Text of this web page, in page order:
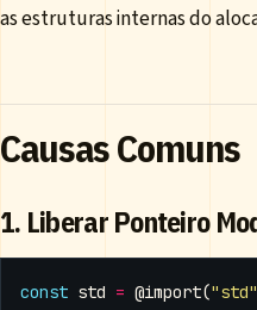
as estruturas internas do
Causas Comuns
1. Liberar Ponteiro
const std = @import("std"